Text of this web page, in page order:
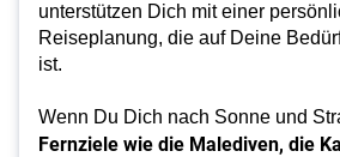
unterstützen Dich mit einer
Reiseplanung, die auf Deine
ist.
Wenn Du Dich nach Sonne und
Fernziele wie die Malediven, die